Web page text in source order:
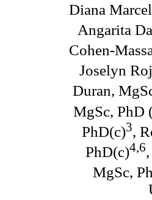
Diana
Angarita
Cohen-
Joselyn
Duran,
MgSc, PhD
PhD(c)3,
PhD(c)4,6
MgSc,